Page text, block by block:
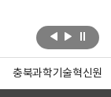
충북과학기술혁신원